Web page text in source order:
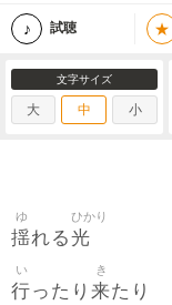
試聴 ★
文字サイズ
大 中 小
揺
ゆ
れる光
ひかり
行
い
ったり 来
き
たり